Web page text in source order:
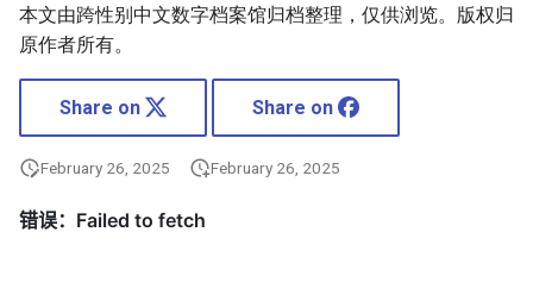
本文由跨性别中文数字档案馆归档整理，仅供浏览。版权归
原作者所有。
Share on Share on
February 26, 2025 February 26, 2025